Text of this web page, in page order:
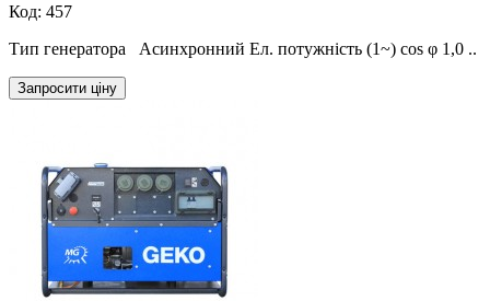
Код: 457
Тип генератора Асинхронний Ел. потужність (1~) cos φ 1,0 ..
Запросити ціну